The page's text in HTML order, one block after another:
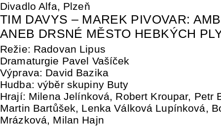
Divadlo Alfa, Plzeň
TIM DAVYS – MAREK PIVOVAR:
ANEB DRSNÉ MĚSTO HEBKÝCH
Režie: Radovan Lipus
Dramaturgie Pavel Vašíček
Výprava: David Bazika
Hudba: výběr skupiny Buty
Hrají: Milena Jelínková, Robert Kroupar, Petr
Martin Bartůšek, Lenka Válková Lupínková,
Mrázková, Milan Hajn